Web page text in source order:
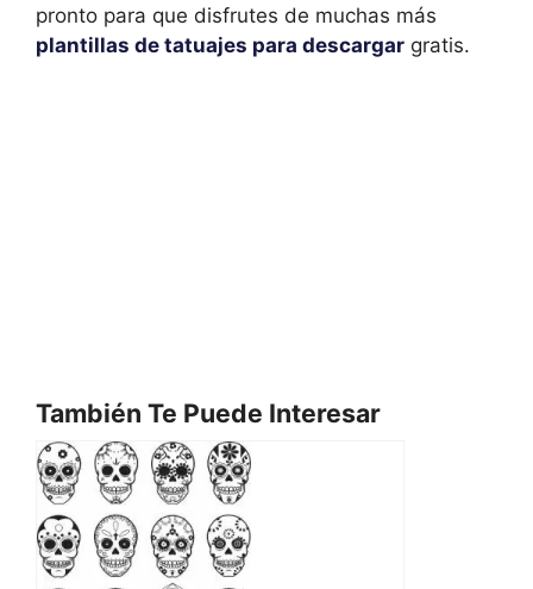
pronto para que disfrutes de muchas más
plantillas de tatuajes para descargar gratis.
También Te Puede Interesar